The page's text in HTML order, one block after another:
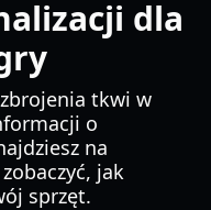
dla
tkwi w
o
na
jak
sprzęt.